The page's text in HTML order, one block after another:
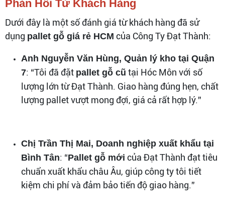
Phản Hồi Từ Khách Hàng
Dưới đây là một số đánh giá từ khách hàng đã sử
dụng pallet gỗ giá rẻ HCM của Công Ty Đạt Thành:
Anh Nguyễn Văn Hùng, Quản lý kho tại Quận
7: “Tôi đã đặt pallet gỗ cũ tại Hóc Môn với số
lượng lớn từ Đạt Thành. Giao hàng đúng hẹn, chất
lượng pallet vượt mong đợi, giá cả rất hợp lý.”
Chị Trần Thị Mai, Doanh nghiệp xuất khẩu tại
Bình Tân: “Pallet gỗ mới của Đạt Thành đạt tiêu
chuẩn xuất khẩu châu Âu, giúp công ty tôi tiết
kiệm chi phí và đảm bảo tiến độ giao hàng.”